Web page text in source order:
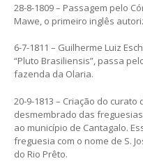
28-8-1809 – Passagem pelo
Mawe, o primeiro inglês
6-7-1811 – Guilherme Luiz
“Pluto Brasiliensis”, passa
fazenda da Olaria.
20-9-1813 – Criação do curato
desmembrado das
ao município de Cantagalo.
freguesia com o nome de S.
do Rio Prêto.